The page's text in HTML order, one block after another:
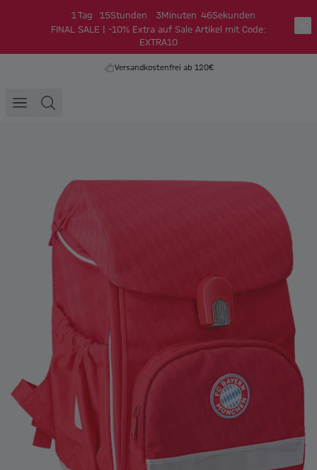
1Tag 15Stunden 3 Minuten 46Sekunden
FINAL SALE | -10% Extra auf Sale Artikel mit Code:
EXTRA10
Versandkostenfrei ab 120€